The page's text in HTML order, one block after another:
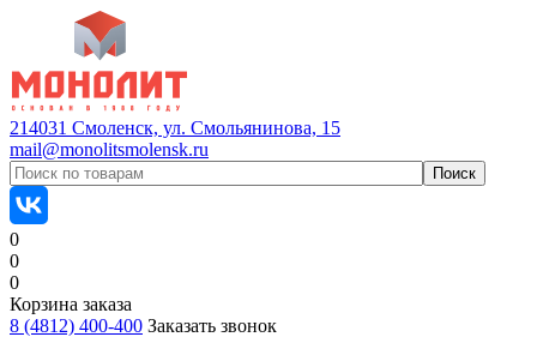
214031 Смоленск, ул. Смольянинова, 15
mail@monolitsmolensk.ru
0
0
0
Корзина заказа
8 (4812) 400-400 Заказать звонок